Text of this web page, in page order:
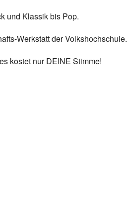
und Klassik bis Pop.
Werkstatt der Volkshochschule.
kostet nur DEINE Stimme!